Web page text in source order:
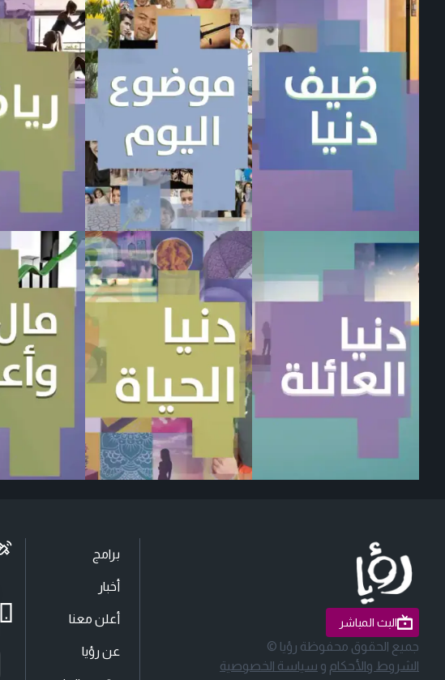
البث المباشر
جميع الحقوق محفوظة رؤيا ©
الشروط والأحكام و سياسة الخصوصية
برامج
أخبار
أعلن معنا
عن رؤيا